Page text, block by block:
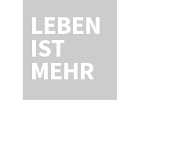
LEBEN
IST
MEHR